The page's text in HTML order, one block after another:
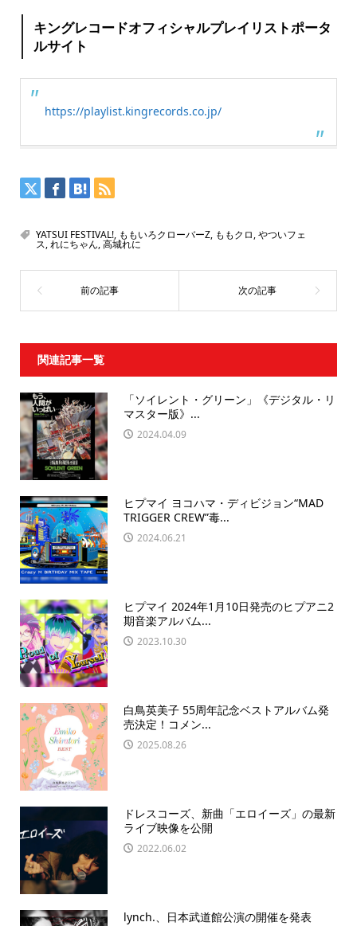
キングレコードオフィシャルプレイリストポータ
ルサイト
https://playlist.kingrecords.co.jp/
YATSUI FESTIVAL!, ももいろクローバーZ, ももクロ,やついフェ
ス,れにちゃん,高城れに
関連記事一覧
「ソイレント・グリーン」《デジタル・リ
マスター版》...
2024.04.09
ヒプマイ ヨコハマ・ディビジョン“MAD
TRIGGER CREW”毒...
2024.06.21
ヒプマイ 2024年1月10日発売のヒプアニ2
期音楽アルバム...
2023.10.30
白鳥英美子 55周年記念ベストアルバム発
売決定！コメン...
2025.08.26
ドレスコーズ、新曲「エロイーズ」の最新
ライブ映像を公開
2022.06.02
lynch.、日本武道館公演の開催を発表